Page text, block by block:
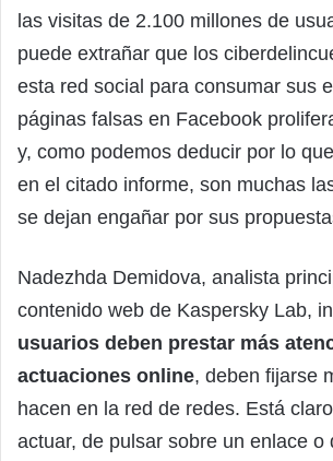
las visitas de 2.100 millones de
puede extrañar que los
esta red social para consumar sus
páginas falsas en Facebook
y, como podemos deducir por lo
en el citado informe, son muchas
se dejan engañar por sus
Nadezhda Demidova, analista
contenido web de Kaspersky Lab,
usuarios deben prestar más
actuaciones online, deben fijarse
hacen en la red de redes. Está
actuar, de pulsar sobre un enlace o